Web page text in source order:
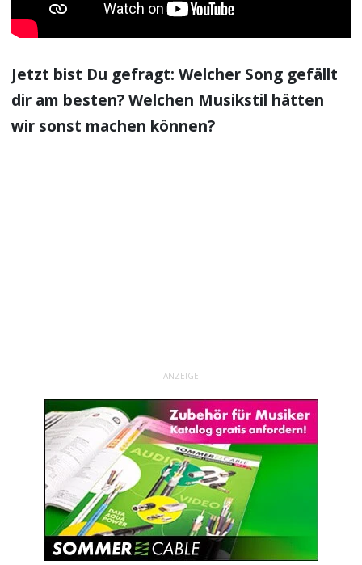
Jetzt bist Du gefragt: Welcher Song gefällt
dir am besten? Welchen Musikstil hätten
wir sonst machen können?
ANZEIGE